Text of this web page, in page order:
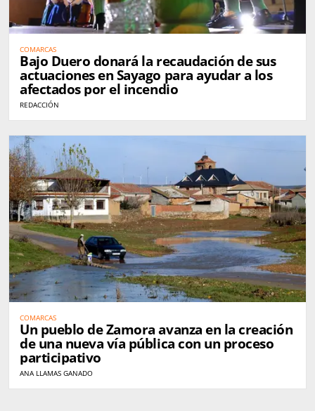
COMARCAS
Bajo Duero donará la recaudación de sus
actuaciones en Sayago para ayudar a los
afectados por el incendio
REDACCIÓN
COMARCAS
Un pueblo de Zamora avanza en la creación
de una nueva vía pública con un proceso
participativo
ANA LLAMAS GANADO